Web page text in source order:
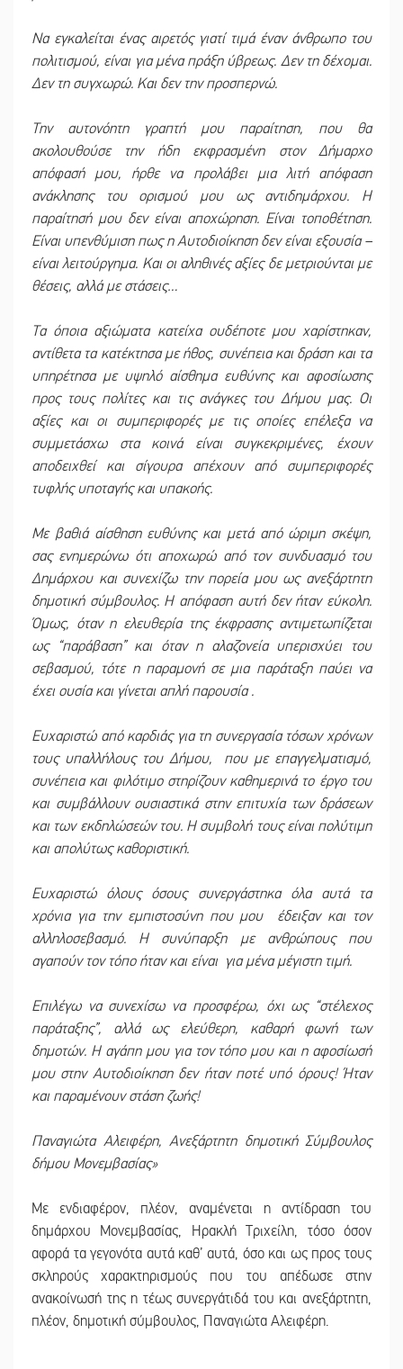
Να εγκαλείται ένας αιρετός γιατί τιμά έναν άνθρωπο του
πολιτισμού, είναι για μένα πράξη ύβρεως. Δεν τη δέχομαι.
Δεν τη συγχωρώ. Και δεν την προσπερνώ.
Την αυτονόητη γραπτή μου παραίτηση, που θα
ακολουθούσε την ήδη εκφρασμένη στον Δήμαρχο
απόφασή μου, ήρθε να προλάβει μια λιτή απόφαση
ανάκλησης του ορισμού μου ως αντιδημάρχου. Η
παραίτησή μου δεν είναι αποχώρηση. Είναι τοποθέτηση.
Είναι υπενθύμιση πως η Αυτοδιοίκηση δεν είναι εξουσία –
είναι λειτούργημα. Και οι αληθινές αξίες δε μετριούνται με
θέσεις, αλλά με στάσεις…
Τα όποια αξιώματα κατείχα ουδέποτε μου χαρίστηκαν,
αντίθετα τα κατέκτησα με ήθος, συνέπεια και δράση και τα
υπηρέτησα με υψηλό αίσθημα ευθύνης και αφοσίωσης
προς τους πολίτες και τις ανάγκες του Δήμου μας. Οι
αξίες και οι συμπεριφορές με τις οποίες επέλεξα να
συμμετάσχω στα κοινά είναι συγκεκριμένες, έχουν
αποδειχθεί και σίγουρα απέχουν από συμπεριφορές
τυφλής υποταγής και υπακοής.
Με βαθιά αίσθηση ευθύνης και μετά από ώριμη σκέψη,
σας ενημερώνω ότι αποχωρώ από τον συνδυασμό του
Δημάρχου και συνεχίζω την πορεία μου ως ανεξάρτητη
δημοτική σύμβουλος. Η απόφαση αυτή δεν ήταν εύκολη.
Όμως, όταν η ελευθερία της έκφρασης αντιμετωπίζεται
ως “παράβαση” και όταν η αλαζονεία υπερισχύει του
σεβασμού, τότε η παραμονή σε μια παράταξη παύει να
έχει ουσία και γίνεται απλή παρουσία .
Ευχαριστώ από καρδιάς για τη συνεργασία τόσων χρόνων
τους υπαλλήλους του Δήμου, που με επαγγελματισμό,
συνέπεια και φιλότιμο στηρίζουν καθημερινά το έργο του
και συμβάλλουν ουσιαστικά στην επιτυχία των δράσεων
και των εκδηλώσεών του. Η συμβολή τους είναι πολύτιμη
και απολύτως καθοριστική.
Ευχαριστώ όλους όσους συνεργάστηκα όλα αυτά τα
χρόνια για την εμπιστοσύνη που μου έδειξαν και τον
αλληλοσεβασμό. Η συνύπαρξη με ανθρώπους που
αγαπούν τον τόπο ήταν και είναι για μένα μέγιστη τιμή.
Επιλέγω να συνεχίσω να προσφέρω, όχι ως “στέλεχος
παράταξης”, αλλά ως ελεύθερη, καθαρή φωνή των
δημοτών. Η αγάπη μου για τον τόπο μου και η αφοσίωσή
μου στην Αυτοδιοίκηση δεν ήταν ποτέ υπό όρους! Ήταν
και παραμένουν στάση ζωής!
Παναγιώτα Αλειφέρη, Ανεξάρτητη δημοτική Σύμβουλος
δήμου Μονεμβασίας»
Με ενδιαφέρον, πλέον, αναμένεται η αντίδραση του
δημάρχου Μονεμβασίας, Ηρακλή Τριχείλη, τόσο όσον
αφορά τα γεγονότα αυτά καθ’ αυτά, όσο και ως προς τους
σκληρούς χαρακτηρισμούς που του απέδωσε στην
ανακοίνωσή της η τέως συνεργάτιδά του και ανεξάρτητη,
πλέον, δημοτική σύμβουλος, Παναγιώτα Αλειφέρη.